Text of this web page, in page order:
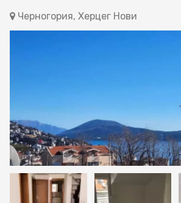
Черногория, Херцег Нови